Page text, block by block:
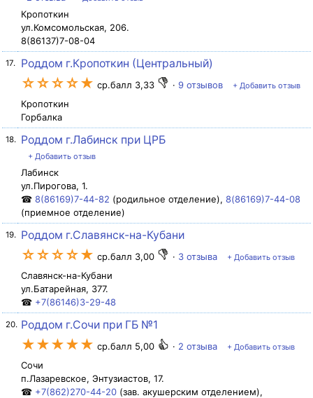
Кропоткин
ул.Комсомольская, 206.
8(86137)7-08-04
17. Роддом г.Кропоткин (Центральный)
☆☆☆☆★ ср.балл 3,33 · 9 отзывов + Добавить отзыв
Кропоткин
Горбалка
18. Роддом г.Лабинск при ЦРБ
+ Добавить отзыв
Лабинск
ул.Пирогова, 1.
☎ 8(86169)7-44-82 (родильное отделение), 8(86169)7-44-08
(приемное отделение)
19. Роддом г.Славянск-на-Кубани
☆☆☆☆★ ср.балл 3,00 · 3 отзыва + Добавить отзыв
Славянск-на-Кубани
ул.Батарейная, 377.
☎ +7(86146)3-29-48
20. Роддом г.Сочи при ГБ №1
★★★★★ ср.балл 5,00 · 2 отзыва + Добавить отзыв
Сочи
п.Лазаревское, Энтузиастов, 17.
☎ +7(862)270-44-20 (зав. акушерским отделением),